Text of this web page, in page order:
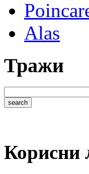
Alas
Тражи
Корисни